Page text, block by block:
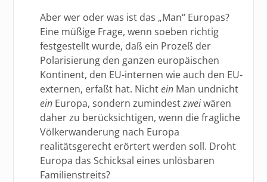
Aber wer oder was ist das „Man“ Europas?
Eine müßige Frage, wenn soeben richtig
festgestellt wurde, daß ein Prozeß der
Polarisierung den ganzen europäischen
Kontinent, den EU-internen wie auch den EU-
externen, erfaßt hat. Nichtein Man undnicht
ein Europa, sondern zumindestzweiwären
daher zu berücksichtigen, wenn die fragliche
Völkerwanderung nach Europa
realitätsgerecht erörtert werden soll. Droht
Europa das Schicksal eines unlösbaren
Familienstreits?